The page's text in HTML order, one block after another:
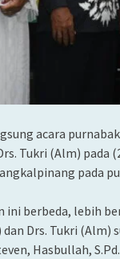
acara
Tukri (Alm)
pada
ini berbeda, lebih
dan Drs. Tukri
Hasbullah,